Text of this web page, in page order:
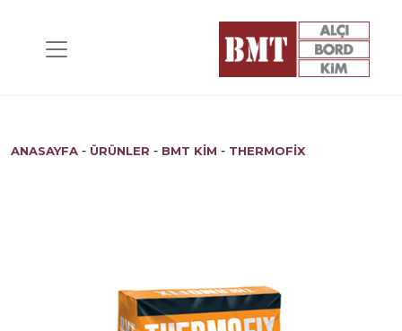
ANASAYFA - ÜRÜNLER - BMT KİM - THERMOFIX